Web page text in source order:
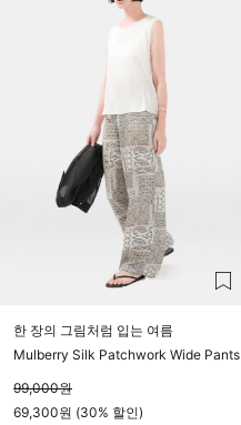
한 장의 그림처럼 입는 여름
Mulberry Silk Patchwork Wide Pants
99,000원
69,300원 (30% 할인)